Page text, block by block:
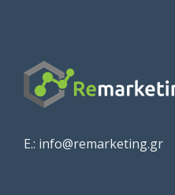
E.: info@remarketing.gr